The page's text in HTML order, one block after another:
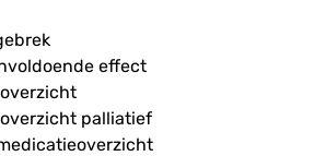
effect
palliatief